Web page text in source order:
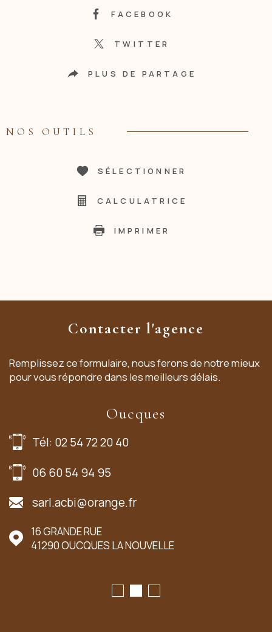
FACEBOOK
TWITTER
PLUS DE PARTAGE
NOS OUTILS
SÉLECTIONNER
CALCULATRICE
IMPRIMER
Contacter l'agence
Remplissez ce formulaire, nous ferons de notre mieux
pour vous répondre dans les meilleurs délais.
Oucques
Tél: 02 54 72 20 40
06 60 54 94 95
sarl.acbi@orange.fr
16 GRANDE RUE
41290 OUCQUES LA NOUVELLE